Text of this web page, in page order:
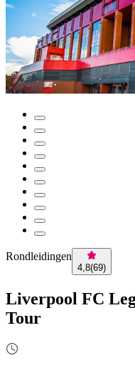
Rondleidingen
4,8(69)
Liverpool FC
Tour